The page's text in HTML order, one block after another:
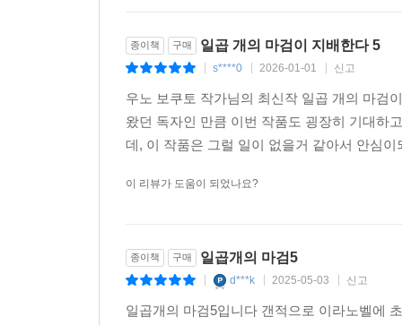
종이책 구매 일곱 개의 마검이 지배한다 5
s****0 2026-01-01 신고
우노 보쿠토 작가님의 최신작 일곱 개의 마검
왔던 독자인 만큼 이번 작품도 굉장히 기대하
데, 이 작품은 그럴 일이 없을거 같아서 안심
이 리뷰가 도움이 되었나요?
종이책 구매 일곱개의 마검5
d***k 2025-05-03 신고
일곱개의 마검5입니다 갠적으로 이라노벨에